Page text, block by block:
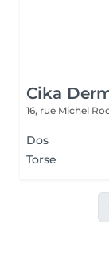
Cika
16, rue Michel
Dos
Torse